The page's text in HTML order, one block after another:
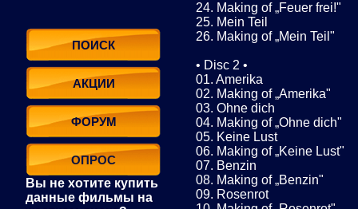
ПОИСК
АКЦИИ
ФОРУМ
ОПРОС
Вы не хотите купить
данные фильмы на
24. Making of „Feuer frei!"
25. Mein Teil
26. Making of „Mein Teil"
• Disc 2 •
01. Amerika
02. Making of „Amerika"
03. Ohne dich
04. Making of „Ohne dich"
05. Keine Lust
06. Making of „Keine Lust"
07. Benzin
08. Making of „Benzin"
09. Rosenrot